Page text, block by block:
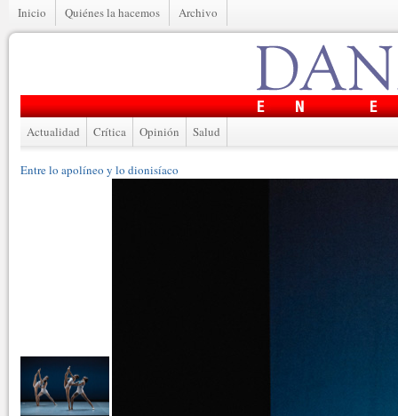
Inicio Quiénes la hacemos Archivo
Actualidad Crítica Opinión Salud
Entre lo apolíneo y lo dionisíaco